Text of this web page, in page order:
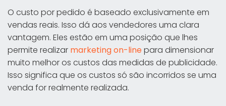
O custo por pedido é baseado exclusivamente em
vendas reais. Isso dá aos vendedores uma clara
vantagem. Eles estão em uma posição que lhes
permite realizar marketing on-linepara dimensionar
muito melhor os custos das medidas de publicidade.
Isso significa que os custos só são incorridos se uma
venda for realmente realizada.